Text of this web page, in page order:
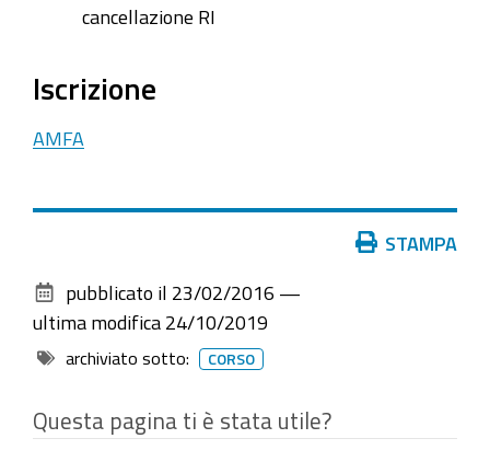
cancellazione RI
Iscrizione
AMFA
documento
STAMPA
pubblicato il 23/02/2016 —
ultima modifica 24/10/2019
archiviato sotto: CORSO
Questa pagina ti è stata utile?